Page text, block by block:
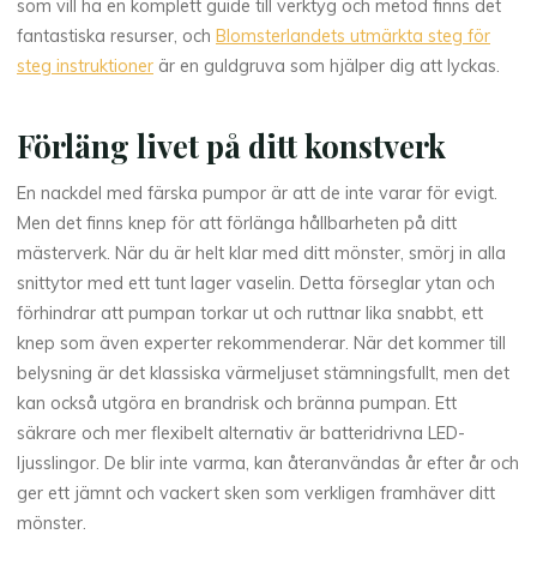
som vill ha en komplett guide till verktyg och metod finns det
fantastiska resurser, ochBlomsterlandets utmärkta steg för
steg instruktioner är en guldgruva som hjälper dig att lyckas.
Förläng livet på ditt konstverk
En nackdel med färska pumpor är att de inte varar för evigt.
Men det finns knep för att förlänga hållbarheten på ditt
mästerverk. När du är helt klar med ditt mönster, smörj in alla
snittytor med ett tunt lager vaselin. Detta förseglar ytan och
förhindrar att pumpan torkar ut och ruttnar lika snabbt, ett
knep som även experter rekommenderar. När det kommer till
belysning är det klassiska värmeljuset stämningsfullt, men det
kan också utgöra en brandrisk och bränna pumpan. Ett
säkrare och mer flexibelt alternativ är batteridrivna LED-
ljusslingor. De blir inte varma, kan återanvändas år efter år och
ger ett jämnt och vackert sken som verkligen framhäver ditt
mönster.